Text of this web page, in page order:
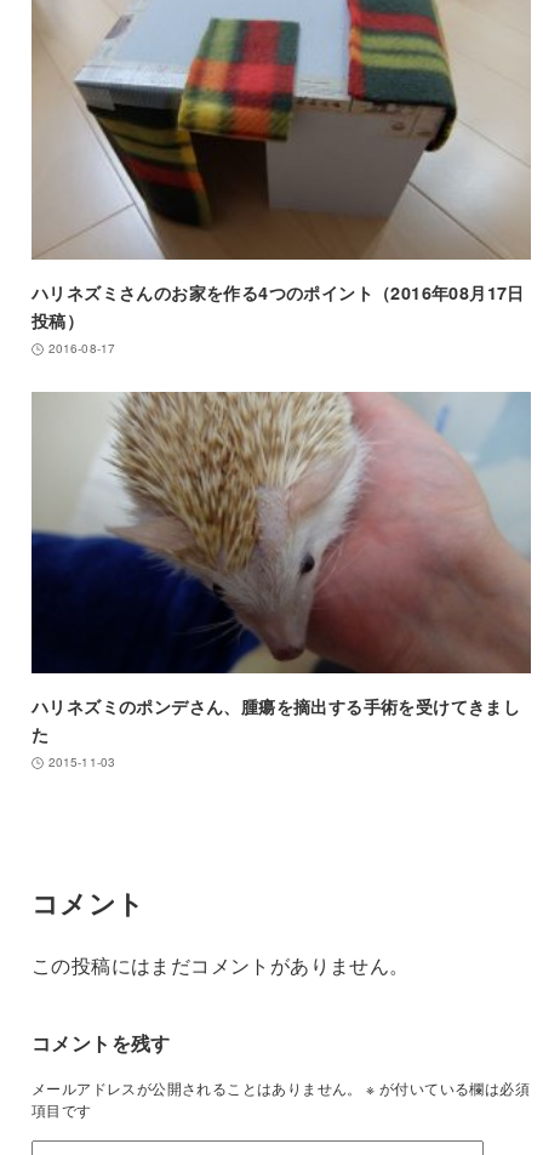
ハリネズミさんのお家を作る4つのポイント（2016年08月17日
投稿）
2016-08-17
ハリネズミのポンデさん、腫瘍を摘出する手術を受けてきまし
た
2015-11-03
コメント
この投稿にはまだコメントがありません。
コメントを残す
メールアドレスが公開されることはありません。 ※ が付いている欄は必須
項目です